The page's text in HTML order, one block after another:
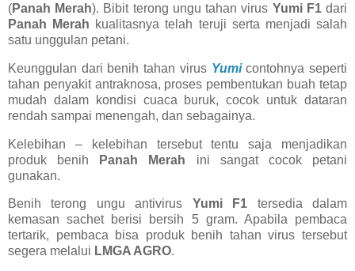
(Panah Merah). Bibit terong ungu tahan virus Yumi F1dari
Panah Merah kualitasnya telah teruji serta menjadi salah
satu unggulan petani.
Keunggulan dari benih tahan virus Yumicontohnya seperti
tahan penyakit antraknosa, proses pembentukan buah tetap
mudah dalam kondisi cuaca buruk, cocok untuk dataran
rendah sampai menengah, dan sebagainya.
Kelebihan – kelebihan tersebut tentu saja menjadikan
produk benih
Panah Merah ini sangat cocok petani
gunakan.
Benih terong ungu antivirus Yumi F1 tersedia dalam
kemasan sachet berisi bersih 5 gram. Apabila pembaca
tertarik, pembaca bisa produk benih tahan virus tersebut
segera melalui LMGA AGRO.